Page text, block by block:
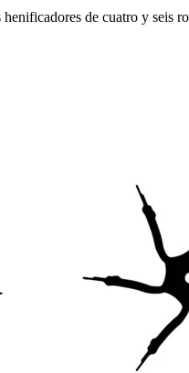
de cuatro y seis